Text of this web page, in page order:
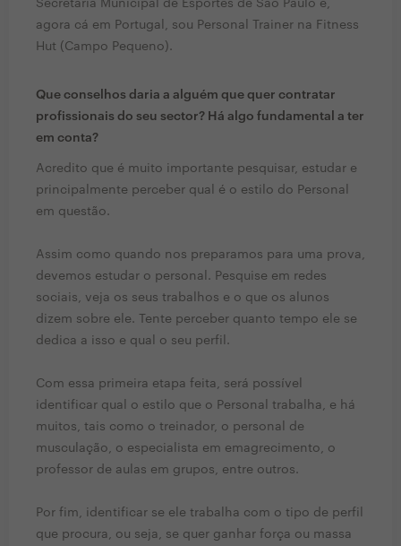
Secretaria Municipal de Esportes de São Paulo e,
agora cá em Portugal, sou Personal Trainer na Fitness
Hut (Campo Pequeno).
Que conselhos daria a alguém que quer contratar
profissionais do seu sector? Há algo fundamental a ter
em conta?
Acredito que é muito importante pesquisar, estudar e
principalmente perceber qual é o estilo do Personal
em questão.
Assim como quando nos preparamos para uma prova,
devemos estudar o personal. Pesquise em redes
sociais, veja os seus trabalhos e o que os alunos
dizem sobre ele. Tente perceber quanto tempo ele se
dedica a isso e qual o seu perfil.
Com essa primeira etapa feita, será possível
identificar qual o estilo que o Personal trabalha, e há
muitos, tais como o treinador, o personal de
musculação, o especialista em emagrecimento, o
professor de aulas em grupos, entre outros.
Por fim, identificar se ele trabalha com o tipo de perfil
que procura, ou seja, se quer ganhar força ou massa